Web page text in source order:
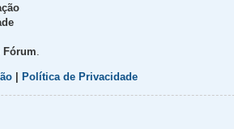
Fórum
Política de Privacidade